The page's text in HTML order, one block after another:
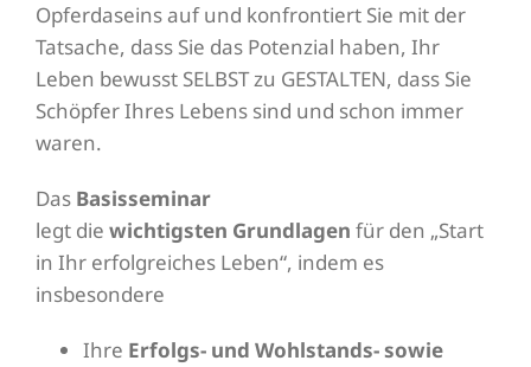
Opferdaseins auf und konfrontiert Sie mit der
Tatsache, dass Sie das Potenzial haben, Ihr
Leben bewusst SELBST zu GESTALTEN, dass Sie
Schöpfer Ihres Lebens sind und schon immer
waren.
Das Basisseminar
legt die wichtigsten Grundlagen für den „Start
in Ihr erfolgreiches Leben“, indem es
insbesondere
Ihre Erfolgs- und Wohlstands- sowie